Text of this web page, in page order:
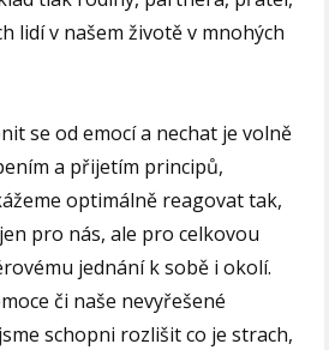
lidí v našem životě v mnohých
se od emocí a nechat je volně
a přijetím principů,
optimálně reagovat tak,
pro nás, ale pro celkovou
jednání k sobě i okolí.
či naše nevyřešené
schopni rozlišit co je strach,